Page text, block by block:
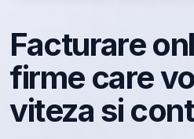
Facturare
firme care
viteza si